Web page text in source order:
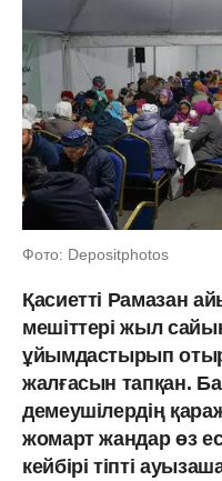
Фото: Depositphotos
Қасиетті Рамазан
мешіттері жыл
ұйымдастырып
жалғасын тапқан.
демеушілердің
жомарт жандар өз
кейбірі тіпті